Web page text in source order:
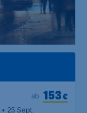
€
153
ab
• 25 Sept.